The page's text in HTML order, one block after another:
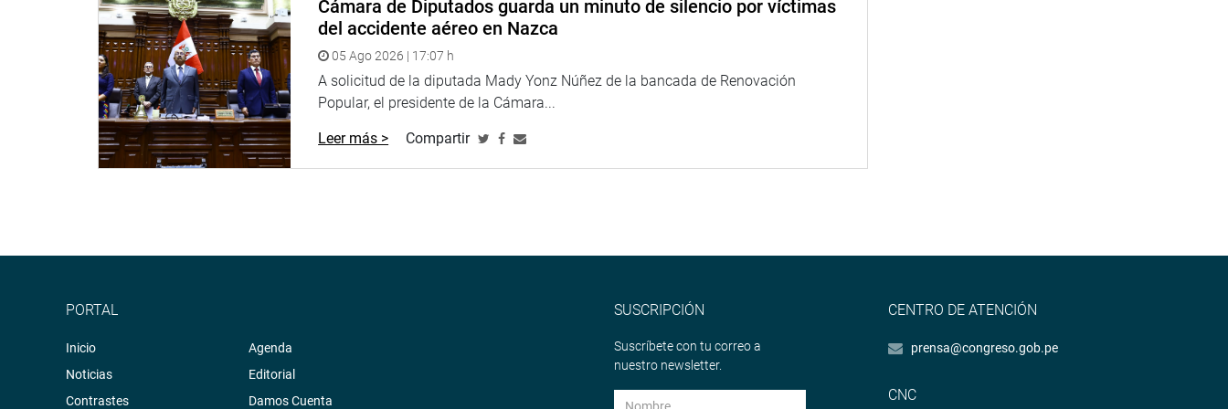
Cámara de Diputados guarda un minuto de silencio por víctimas
del accidente aéreo en Nazca
05 Ago 2026 | 17:07 h
A solicitud de la diputada Mady Yonz Núñez de la bancada de Renovación
Popular, el presidente de la Cámara...
Leer más > Compartir
PORTAL
Inicio
Noticias
Contrastes
Agenda
Editorial
Damos Cuenta
SUSCRIPCIÓN
Suscríbete con tu correo a
nuestro newsletter.
CENTRO DE ATENCIÓN
prensa@congreso.gob.pe
CNC